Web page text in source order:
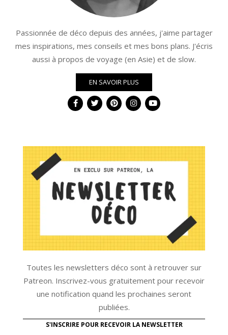
Passionnée de déco depuis des années, j'aime partager
mes inspirations, mes conseils et mes bons plans. J'écris
aussi à propos de voyage (en Asie) et de slow.
EN SAVOIR PLUS
Toutes les newsletters déco sont à retrouver sur
Patreon. Inscrivez-vous gratuitement pour recevoir
une notification quand les prochaines seront
publiées.
S'INSCRIRE POUR RECEVOIR LA NEWSLETTER